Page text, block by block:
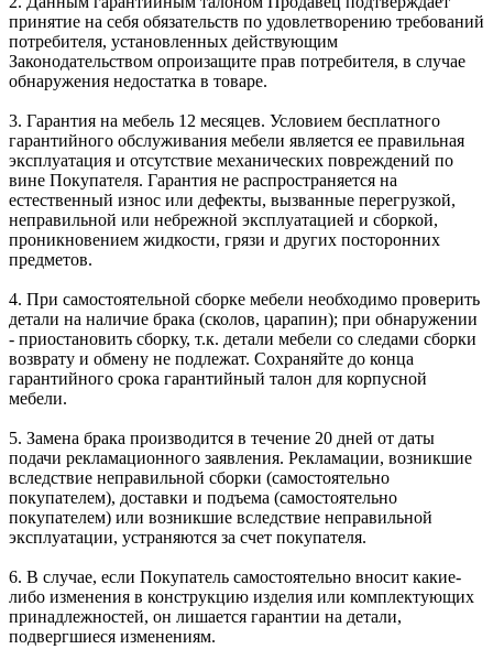
принятие на себя обязательств по удовлетворению требований
потребителя, установленных действующим
Законодательством опроизащите прав потребителя, в случае
обнаружения недостатка в товаре.
3. Гарантия на мебель 12 месяцев. Условием бесплатного
гарантийного обслуживания мебели является ее правильная
эксплуатация и отсутствие механических повреждений по
вине Покупателя. Гарантия не распространяется на
естественный износ или дефекты, вызванные перегрузкой,
неправильной или небрежной эксплуатацией и сборкой,
проникновением жидкости, грязи и других посторонних
предметов.
4. При самостоятельной сборке мебели необходимо проверить
детали на наличие брака (сколов, царапин); при обнаружении
- приостановить сборку, т.к. детали мебели со следами сборки
возврату и обмену не подлежат. Сохраняйте до конца
гарантийного срока гарантийный талон для корпусной
мебели.
5. Замена брака производится в течение 20 дней от даты
подачи рекламационного заявления. Рекламации, возникшие
вследствие неправильной сборки (самостоятельно
покупателем), доставки и подъема (самостоятельно
покупателем) или возникшие вследствие неправильной
эксплуатации, устраняются за счет покупателя.
6. В случае, если Покупатель самостоятельно вносит какие-
либо изменения в конструкцию изделия или комплектующих
принадлежностей, он лишается гарантии на детали,
подвергшиеся изменениям.